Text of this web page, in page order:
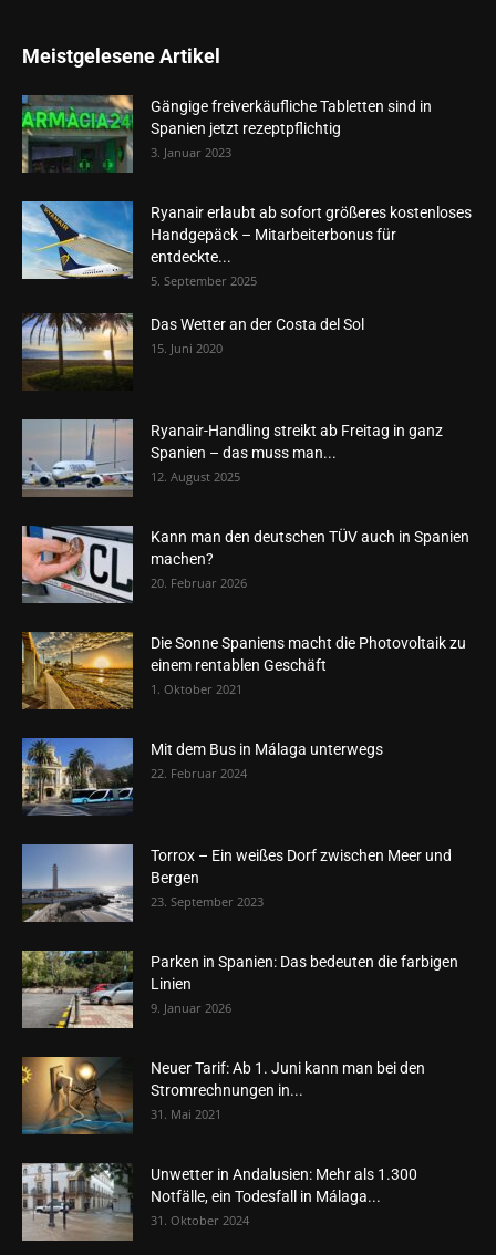
Meistgelesene Artikel
Gängige freiverkäufliche Tabletten sind in
Spanien jetzt rezeptpflichtig
3. Januar 2023
Ryanair erlaubt ab sofort größeres kostenloses
Handgepäck – Mitarbeiterbonus für
entdeckte...
5. September 2025
Das Wetter an der Costa del Sol
15. Juni 2020
Ryanair-Handling streikt ab Freitag in ganz
Spanien – das muss man...
12. August 2025
Kann man den deutschen TÜV auch in Spanien
machen?
20. Februar 2026
Die Sonne Spaniens macht die Photovoltaik zu
einem rentablen Geschäft
1. Oktober 2021
Mit dem Bus in Málaga unterwegs
22. Februar 2024
Torrox – Ein weißes Dorf zwischen Meer und
Bergen
23. September 2023
Parken in Spanien: Das bedeuten die farbigen
Linien
9. Januar 2026
Neuer Tarif: Ab 1. Juni kann man bei den
Stromrechnungen in...
31. Mai 2021
Unwetter in Andalusien: Mehr als 1.300
Notfälle, ein Todesfall in Málaga...
31. Oktober 2024